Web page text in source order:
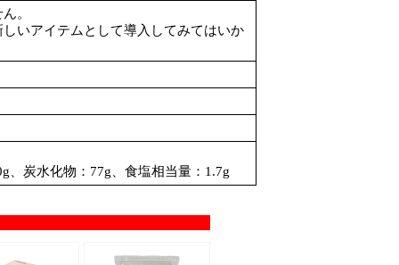
。
いアイテムとして導入してみてはいか
、炭水化物：77g、食塩相当量：1.7g